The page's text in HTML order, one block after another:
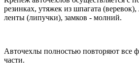
резинках, утяжек из шпагата
ленты (липучки), замков - молний.
Авточехлы полностью повторяют все
части.